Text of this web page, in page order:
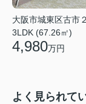
大阪市城東区古市
3LDK (67.26㎡)
4,980万円
よく見られて